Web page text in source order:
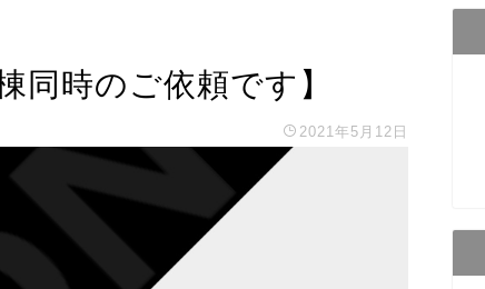
同時のご依頼です】
2021年5月12日